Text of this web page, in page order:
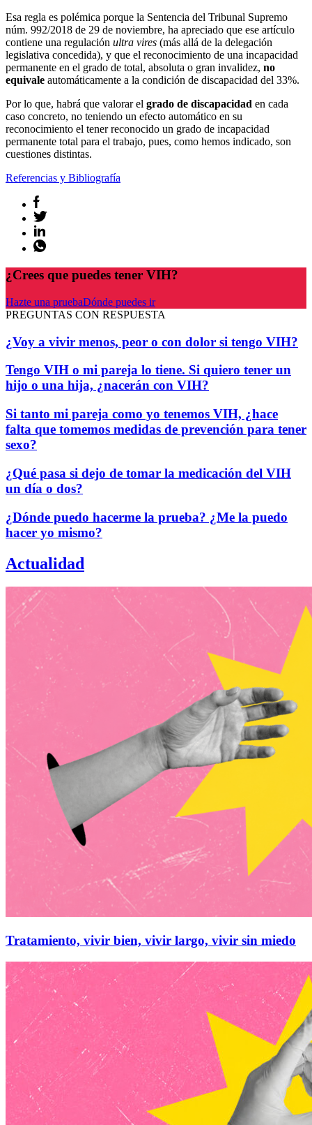
Esa regla es polémica porque la Sentencia del Tribunal Supremo
núm. 992/2018 de 29 de noviembre, ha apreciado que ese artículo
contiene una regulación ultra vires (más allá de la delegación
legislativa concedida), y que el reconocimiento de una incapacidad
permanente en el grado de total, absoluta o gran invalidez, no
equivale automáticamente a la condición de discapacidad del 33%.
Por lo que, habrá que valorar el grado de discapacidad en cada
caso concreto, no teniendo un efecto automático en su
reconocimiento el tener reconocido un grado de incapacidad
permanente total para el trabajo, pues, como hemos indicado, son
cuestiones distintas.
Referencias y Bibliografía
¿Crees que puedes tener VIH?
Hazte una pruebaDónde puedes ir
PREGUNTAS CON RESPUESTA
¿Voy a vivir menos, peor o con dolor si tengo VIH?
Tengo VIH o mi pareja lo tiene. Si quiero tener un
hijo o una hija, ¿nacerán con VIH?
Si tanto mi pareja como yo tenemos VIH, ¿hace
falta que tomemos medidas de prevención para tener
sexo?
¿Qué pasa si dejo de tomar la medicación del VIH
un día o dos?
¿Dónde puedo hacerme la prueba? ¿Me la puedo
hacer yo mismo?
Actualidad
Tratamiento, vivir bien, vivir largo, vivir sin miedo